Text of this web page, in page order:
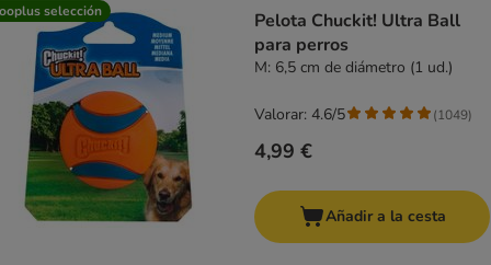
selección
Pelota Chuckit! Ultra Ball
para perros
M: 6,5 cm de diámetro (1 ud.)
4,99 €
Valorar: 4.6/5 (1049)
Añadir a la cesta